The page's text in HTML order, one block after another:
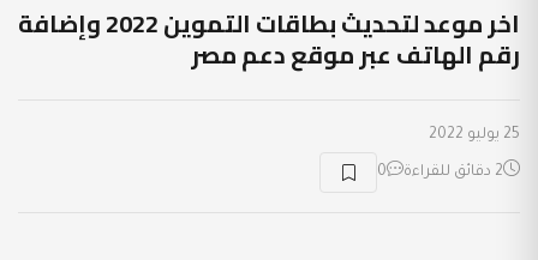
اخر موعد لتحديث بطاقات التموين 2022 وإضافة
رقم الهاتف عبر موقع دعم مصر
25 يوليو 2022
2 دقائق للقراءة 0